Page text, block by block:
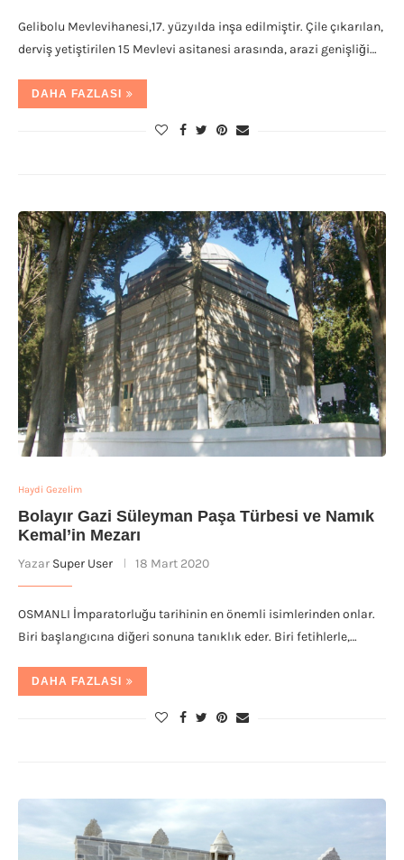
Gelibolu Mevlevihanesi,17. yüzyılda inşa edilmiştir. Çile çıkarılan,
derviş yetiştirilen 15 Mevlevi asitanesi arasında, arazi genişliği…
DAHA FAZLASI
Haydi Gezelim
Bolayır Gazi Süleyman Paşa Türbesi ve Namık
Kemal’in Mezarı
Yazar Super User 18 Mart 2020
OSMANLI İmparatorluğu tarihinin en önemli isimlerinden onlar.
Biri başlangıcına diğeri sonuna tanıklık eder. Biri fetihlerle,…
DAHA FAZLASI